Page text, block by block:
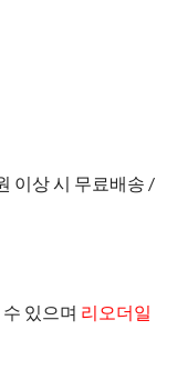
이상 시 무료배송 /
있으며 리오더일